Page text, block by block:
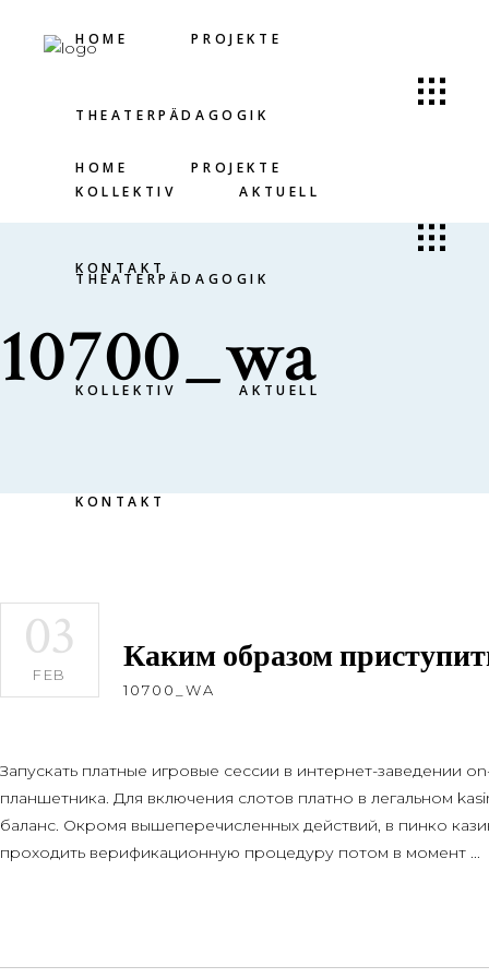
HOME PROJEKTE
THEATERPÄDAGOGIK
KOLLEKTIV AKTUELL
KONTAKT
HOME PROJEKTE
THEATERPÄDAGOGIK
KOLLEKTIV AKTUELL
KONTAKT
10700_wa
03
FEB Каким образом
10700_WA
Запускать платные игровые сессии в интернет-заведении
планшетника. Для включения слотов платно в легальном
баланс. Окромя вышеперечисленных действий, в пинко
проходить верификационную процедуру потом в момент